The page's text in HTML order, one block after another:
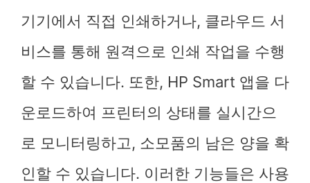
기기에서 직접 인쇄하거나, 클라우드 서
비스를 통해 원격으로 인쇄 작업을 수행
할 수 있습니다. 또한, HP Smart 앱을 다
운로드하여 프린터의 상태를 실시간으
로 모니터링하고, 소모품의 남은 양을 확
인할 수 있습니다. 이러한 기능들은 사용